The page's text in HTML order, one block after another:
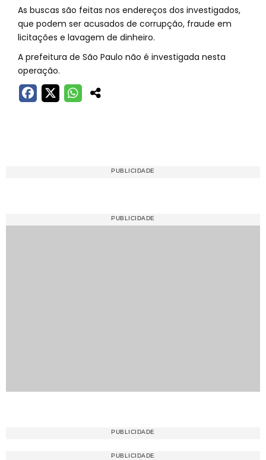
As buscas são feitas nos endereços dos investigados,
que podem ser acusados de corrupção, fraude em
licitações e lavagem de dinheiro.
A prefeitura de São Paulo não é investigada nesta
operação.